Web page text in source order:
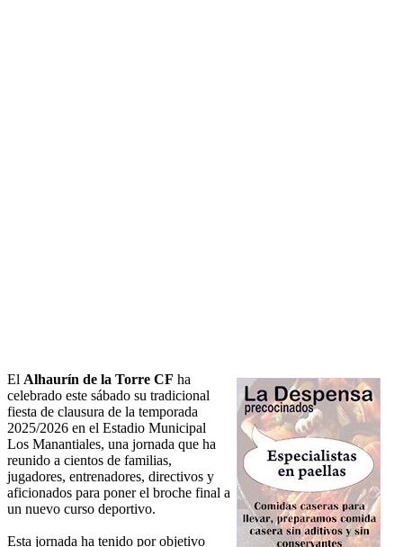
El Alhaurín de la Torre CF ha
celebrado este sábado su tradicional
fiesta de clausura de la temporada
2025/2026 en el Estadio Municipal
Los Manantiales, una jornada que ha
reunido a cientos de familias,
jugadores, entrenadores, directivos y
aficionados para poner el broche final a
un nuevo curso deportivo.
Esta jornada ha tenido por objetivo